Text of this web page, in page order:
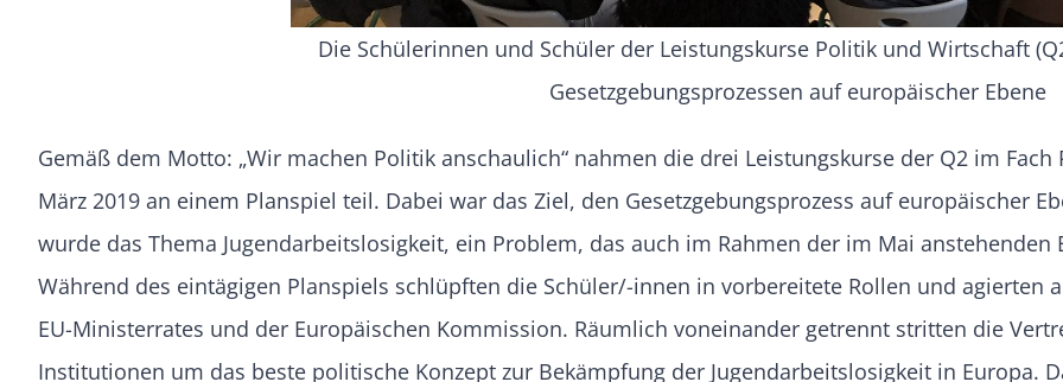
Die Schülerinnen und Schüler der Leistungskurse Politik und Wirtschaft
Gesetzgebungsprozessen auf europäischer Ebene
Gemäß dem Motto: „Wir machen Politik anschaulich“ nahmen die drei Leistungskurse der Q2 im
März 2019 an einem Planspiel teil. Dabei war das Ziel, den Gesetzgebungsprozess auf europäischer
wurde das Thema Jugendarbeitslosigkeit, ein Problem, das auch im Rahmen der im Mai
Während des eintägigen Planspiels schlüpften die Schüler/-innen in vorbereitete Rollen und agierten
EU-Ministerrates und der Europäischen Kommission. Räumlich voneinander getrennt stritten die
Institutionen um das beste politische Konzept zur Bekämpfung der Jugendarbeitslosigkeit in Europa.